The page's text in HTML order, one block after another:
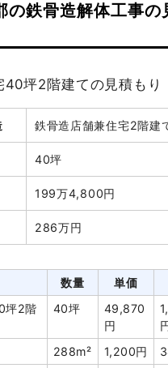
数量 単価
37坪 31,757円
16坪 32,500円
30m³ 10,000円
1式
11m² 2,864円
5,091円
5t 10,000円
軽量鉄骨造店舗1階建て
34坪
120万2,837円
291万5,000円
数量 単価
階
34坪
35,378
206m² 601円
7m³
33,143
1基
68,000
円
1式
の鉄骨造解体工事の
坪2階建ての見積もり
鉄骨造店舗兼住宅2階建
40坪
199万4,800円
286万円
数量 単価
坪2階
40坪
49,870
円
288m² 1,200円